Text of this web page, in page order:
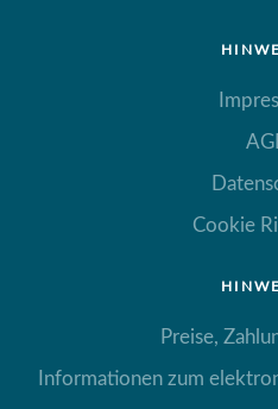
Cookie
Preise,
Informationen zum